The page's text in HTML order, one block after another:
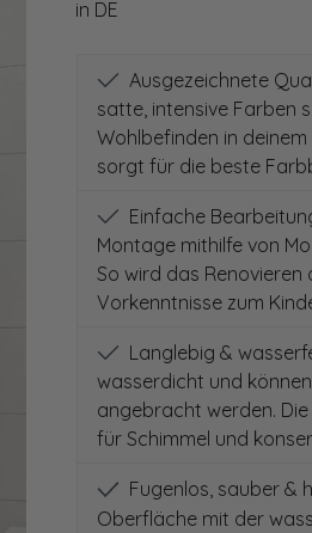
in DE
Ausgezeichnete
satte, intensive Farben
Wohlbefinden in
sorgt für die beste
Einfache
Montage mithilfe von
So wird das
Vorkenntnisse zum
Langlebig &
wasserdicht und
angebracht werden.
für Schimmel und
Fugenlos, sauber &
Oberfläche mit der